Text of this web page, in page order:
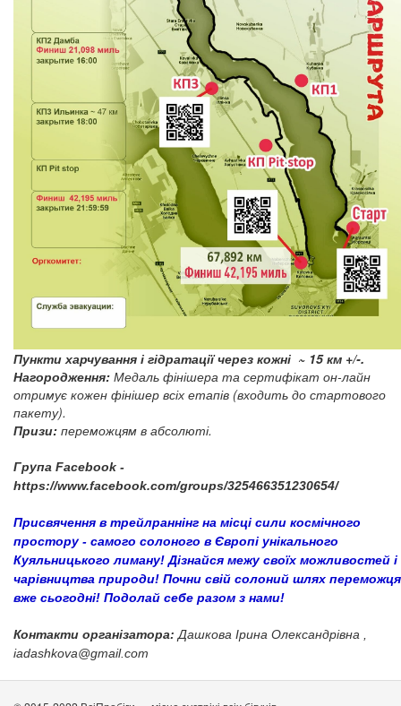
Пункти харчування і гідратації через кожні ~ 15 км +/-.
Нагородження: Медаль фінішера та сертифікат он-лайн
отримує кожен фінішер всіх етапів (входить до стартового
пакету).
Призи: переможцям в абсолюті.
Група Facebook -
https://www.facebook.com/groups/325466351230654/
Присвячення в трейлраннінг на місці сили космічного
простору - самого солоного в Європі унікального
Куяльницького лиману! Дізнайся межу своїх можливостей і
чарівництва природи! Почни свій солоний шлях переможця
вже сьогодні! Подолай себе разом з нами!
Контакти організатора: Дашкова Ірина Олександрівна ,
iadashkova@gmail.com